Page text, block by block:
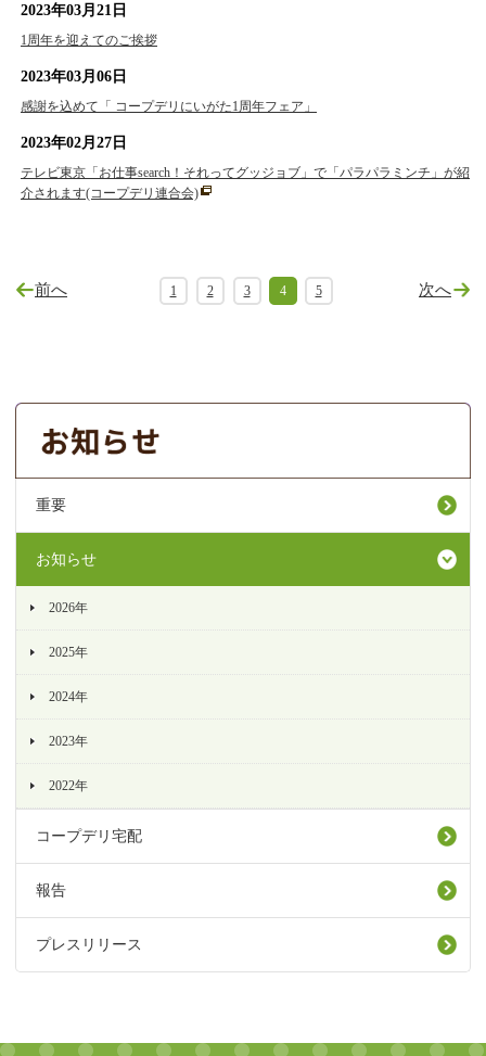
2023年03月21日
1周年を迎えてのご挨拶
2023年03月06日
感謝を込めて「 コープデリにいがた1周年フェア」
2023年02月27日
テレビ東京「お仕事search！それってグッジョブ」で「パラパラミンチ」が紹
介されます(コープデリ連合会)
前へ 1 2 3 4 5 次へ
重要
お知らせ
2026年
2025年
2024年
2023年
2022年
コープデリ宅配
報告
プレスリリース